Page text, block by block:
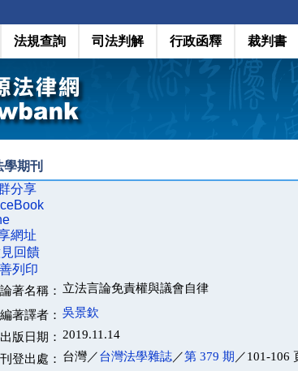
法規查詢 司法判解 行政函釋 裁判書
學期刊
分享
網址
回饋
列印
論著名稱： 立法言論免責權與議會自律
編著譯者： 吳景欽
出版日期： 2019.11.14
刊登出處： 台灣／台灣法學雜誌／第 379 期 ／101-106